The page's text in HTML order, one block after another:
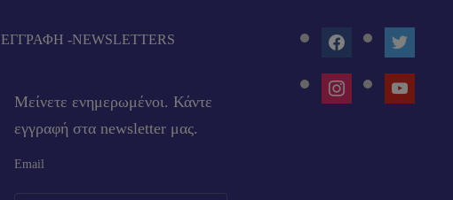
EΓΓΡΑΦΉ -NEWSLETTERS
Μείνετε ενημερωμένοι. Κάντε
εγγραφή στα newsletter μας.
Email
FACEBOOKTWITTER
INSTAGRAMYOUTUBE